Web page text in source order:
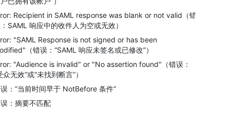
Recipient in SAML response was blank or not valid（错
SAML 响应中的收件人为空或无效）
"SAML Response is not signed or has been
（错误：“SAML 响应未签名或已修改”）
"Audience is invalid" or "No assertion found"（错误：
众无效”或“未找到断言”）
：“当前时间早于 NotBefore 条件”
：摘要不匹配